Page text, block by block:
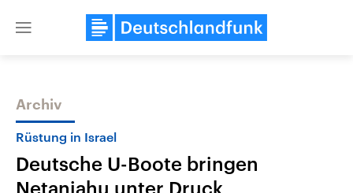
Close
Themen
Archiv
Rüstung in Israel
Deutsche U-Boote bringen
Netanjahu unter Druck